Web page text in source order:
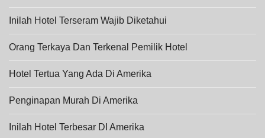
Inilah Hotel Terseram Wajib Diketahui
Orang Terkaya Dan Terkenal Pemilik Hotel
Hotel Tertua Yang Ada Di Amerika
Penginapan Murah Di Amerika
Inilah Hotel Terbesar DI Amerika